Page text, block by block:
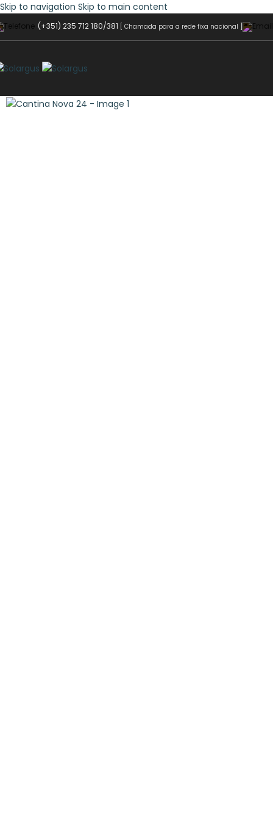
Skip to navigation Skip to main content
(+351) 235 712 180/381 [ Chamada para a rede fixa nacional ]